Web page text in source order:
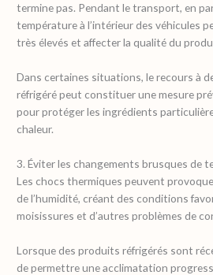
termine pas. Pendant le transport, en
température à l’intérieur des véhicules
très élevés et affecter la qualité du
Dans certaines situations, le recours à
réfrigéré peut constituer une mesure
pour protéger les ingrédients
chaleur.
3. Éviter les changements brusques de
Les chocs thermiques peuvent
de l’humidité, créant des conditions
moisissures et d’autres problèmes de
Lorsque des produits réfrigérés sont
de permettre une acclimatation